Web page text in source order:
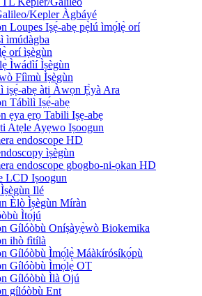
Kepler Àgbáyé
Loupes Iṣẹ́-abẹ pẹ̀lú ìmọ́lẹ̀ orí
ìmúdàgba
orí ìṣègùn
Ìwádìí Ìṣègùn
Fíìmù Ìṣègùn
iṣẹ́-abẹ àti Àwọn Ẹ̀yà Ara
Tábìlì Iṣẹ́-abẹ
ẹya ẹrọ Tabili Iṣẹ-abẹ
Atẹle Ayẹwo Iṣoogun
endoscope HD
ìṣègùn
endoscope gbogbo-ni-ọkan HD
LCD Iṣoogun
Ilé
Èlò Ìṣègùn Míràn
Ìtọ́jú
Gílóòbù Oníṣàyẹ̀wò Biokemika
ihò fìtílà
Gílóòbù Ìmọ́lẹ̀ Máàkírósíkọ́pù
Gílóòbù Ìmọ́lẹ̀ OT
Gílóòbù Ìlà Ojú
gílóòbù Ent